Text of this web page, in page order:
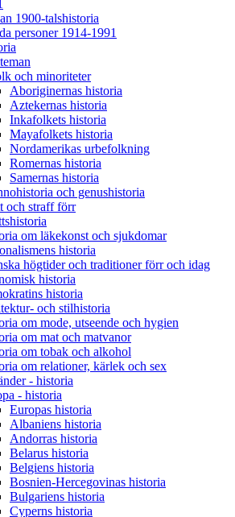
1900-talshistoria
personer 1914-1991
och minoriteter
Aboriginernas historia
Aztekernas historia
Inkafolkets historia
Mayafolkets historia
Nordamerikas urbefolkning
Romernas historia
Samernas historia
och genushistoria
och straff förr
om läkekonst och sjukdomar
historia
högtider och traditioner förr och idag
historia
historia
och stilhistoria
om mode, utseende och hygien
om mat och matvanor
om tobak och alkohol
om relationer, kärlek och sex
- historia
- historia
Europas historia
Albaniens historia
Andorras historia
Belarus historia
Belgiens historia
Bosnien-Hercegovinas historia
Bulgariens historia
Cyperns historia